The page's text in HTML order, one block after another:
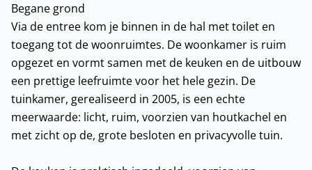
Begane grond
Via de entree kom je binnen in de hal met toilet en
toegang tot de woonruimtes. De woonkamer is ruim
opgezet en vormt samen met de keuken en de uitbouw
een prettige leefruimte voor het hele gezin. De
tuinkamer, gerealiseerd in 2005, is een echte
meerwaarde: licht, ruim, voorzien van houtkachel en
met zicht op de, grote besloten en privacyvolle tuin.